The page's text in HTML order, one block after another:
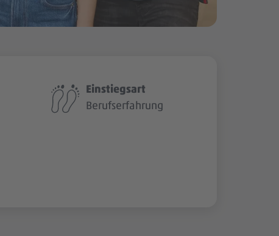
Einstiegsart
Berufserfahrung